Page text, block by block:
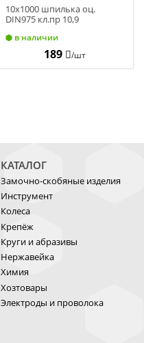
10х1000 шпилька оц.
DIN975 кл.пр 10,9
в наличии
189 /шт
КАТАЛОГ
Замочно-скобяные изделия
Инструмент
Колеса
Крепёж
Круги и абразивы
Нержавейка
Химия
Хозтовары
Электроды и проволока